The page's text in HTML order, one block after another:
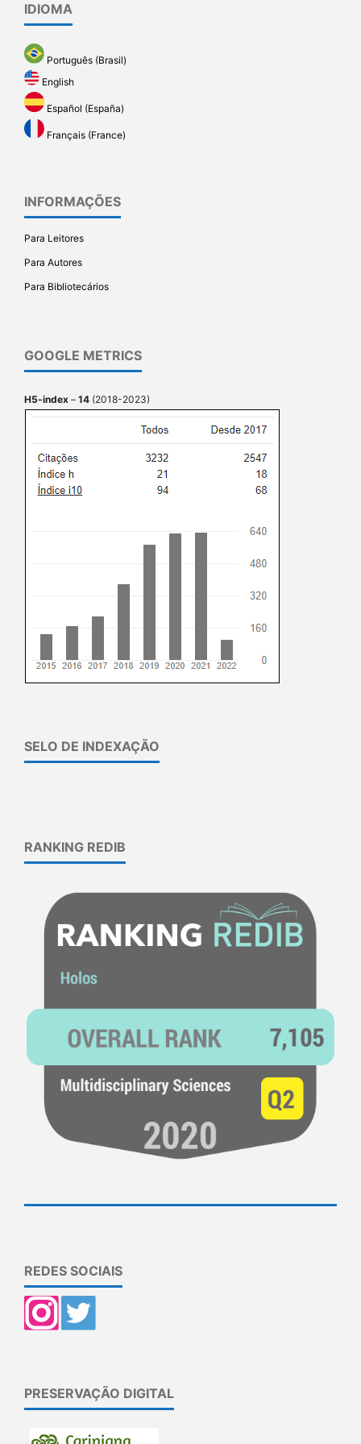
IDIOMA
Português (Brasil)
English
Español (España)
Français (France)
INFORMAÇÕES
Para Leitores
Para Autores
Para Bibliotecários
GOOGLE METRICS
H5-index – 14 (2018-2023)
SELO DE INDEXAÇÃO
RANKING REDIB
REDES SOCIAIS
PRESERVAÇÃO DIGITAL